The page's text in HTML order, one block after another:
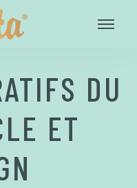
DU
ET